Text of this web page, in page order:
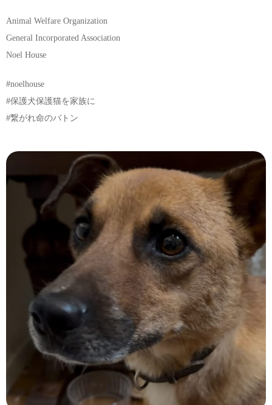
Animal Welfare Organization
General Incorporated Association
Noel House
#noelhouse
#保護犬保護猫を家族に
#繋がれ命のバトン